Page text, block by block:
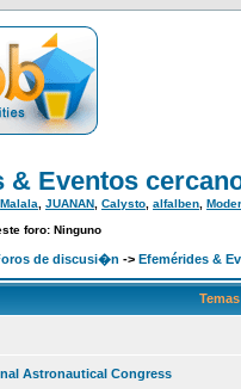
& Eventos
Malala JUANAN Calysto alfalben
foro: Ninguno
de discusi�n -> Efemérides &
Temas
Astronautical Congress